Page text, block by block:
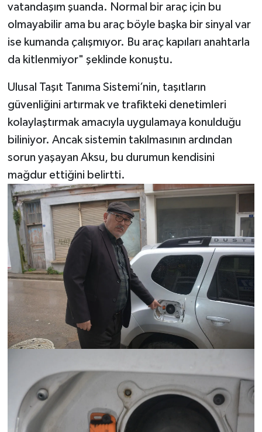
vatandaşım şuanda. Normal bir araç için bu
olmayabilir ama bu araç böyle başka bir sinyal var
ise kumanda çalışmıyor. Bu araç kapıları anahtarla
da kitlenmiyor" şeklinde konuştu.
Ulusal Taşıt Tanıma Sistemi’nin, taşıtların
güvenliğini artırmak ve trafikteki denetimleri
kolaylaştırmak amacıyla uygulamaya konulduğu
biliniyor. Ancak sistemin takılmasının ardından
sorun yaşayan Aksu, bu durumun kendisini
mağdur ettiğini belirtti.